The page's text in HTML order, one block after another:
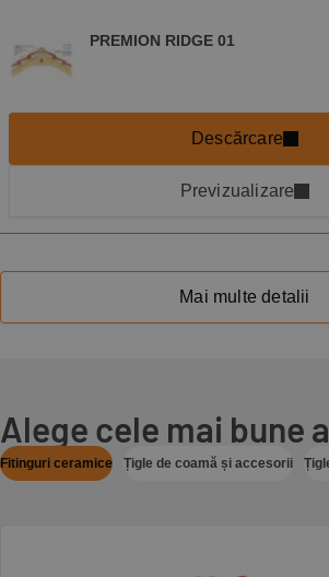
PREMION RIDGE 01
Descărcare
Previzualizare
Mai multe detalii
Alege cele mai bune
Fitinguri ceramice Țigle de coamă și accesorii